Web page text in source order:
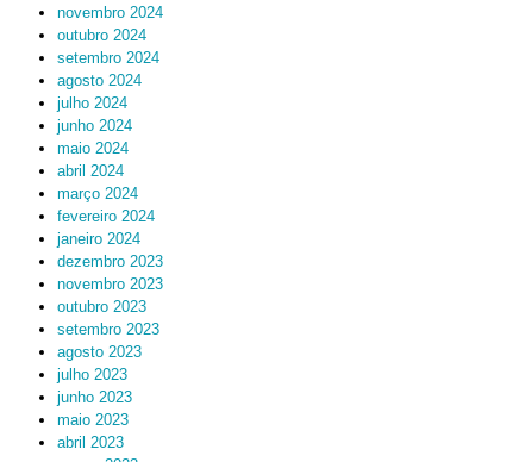
novembro 2024
outubro 2024
setembro 2024
agosto 2024
julho 2024
junho 2024
maio 2024
abril 2024
março 2024
fevereiro 2024
janeiro 2024
dezembro 2023
novembro 2023
outubro 2023
setembro 2023
agosto 2023
julho 2023
junho 2023
maio 2023
abril 2023